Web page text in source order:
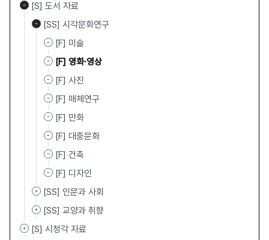
[S] 도서 자료
[SS] 시각문화연구
[F] 미술
[F] 영화·영상
[F] 사진
[F] 매체연구
[F] 만화
[F] 대중문화
[F] 건축
[F] 디자인
[SS] 인문과 사회
[SS] 교양과 취향
[S] 시청각 자료